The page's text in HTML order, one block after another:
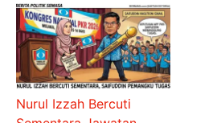
Nurul Izzah Bercuti